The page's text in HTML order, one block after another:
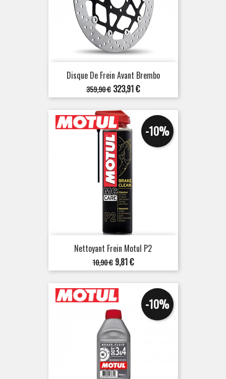
Disque De Frein Avant Brembo
Prix
de
base
359,90 € Prix
323,91 €
Nettoyant Frein Motul P2
Prix
de
base
10,90 €
-10%
Prix
9,81 €
-10%